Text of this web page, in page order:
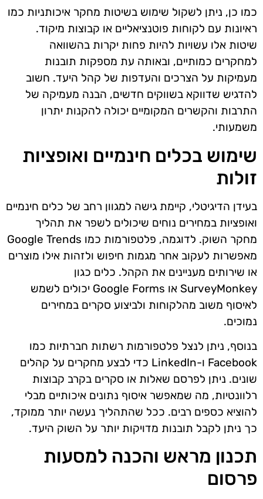
כמו כן, ניתן לשקול שימוש בשיטות מחקר איכותניות כמו
ראיונות עם לקוחות פוטנציאליים או קבוצות מיקוד.
שיטות אלו עשויות להיות פחות יקרות בהשוואה
למחקרים כמותיים, ובאותה עת מספקות תובנות
מעמיקות על הצרכים והעדפות של קהל היעד. חשוב
להדגיש שדווקא בשווקים חדשים, הבנה מעמיקה של
התרבות והקשרים המקומיים יכולה להקנות יתרון
משמעותי.
שימוש בכלים חינמיים ואופציות
זולות
בעידן הדיגיטלי, קיימת גישה למגוון רחב של כלים חינמיים
ואופציות במחירים נוחים שיכולים לשפר את תהליך
מחקר השוק. לדוגמה, פלטפורמות כמו Google Trends
מאפשרות לעקוב אחר מגמות חיפוש ולזהות אילו מוצרים
או שירותים מעניינים את הקהל. כלים כגון
SurveyMonkey או Google Forms יכולים לשמש
לאיסוף משוב מהלקוחות ולביצוע סקרים במחירים
נמוכים.
בנוסף, ניתן לנצל פלטפורמות רשתות חברתיות כמו
Facebook ו-LinkedIn כדי לבצע מחקרים על קהלים
שונים. ניתן לפרסם שאלות או סקרים בקרב קבוצות
רלוונטיות, מה שמאפשר איסוף נתונים איכותיים מבלי
להוציא כספים רבים. ככל שהתהליך נעשה יותר ממוקד,
כך ניתן לקבל תובנות מדויקות יותר על השוק היעד.
תכנון מראש והכנה למסעות
פרסום